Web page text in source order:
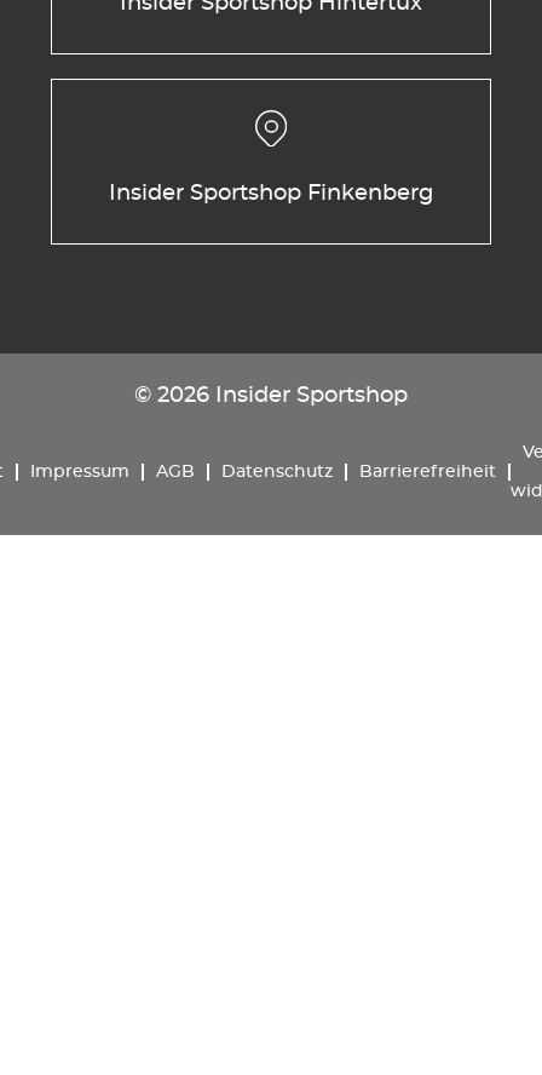
Insider Sportshop Finkenberg
© 2026 Insider Sportshop
Impressum AGB Datenschutz Barrierefreiheit